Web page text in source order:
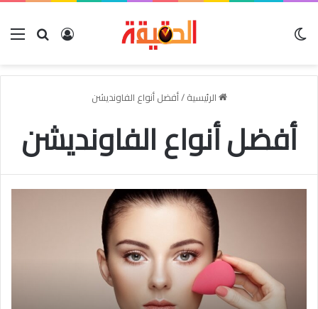
بحث عنتسجيل
الرئيسية/أفضل أنواع الفاونديشن
أفضل أنواع الفاونديشن